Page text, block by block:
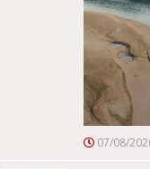
07/08/